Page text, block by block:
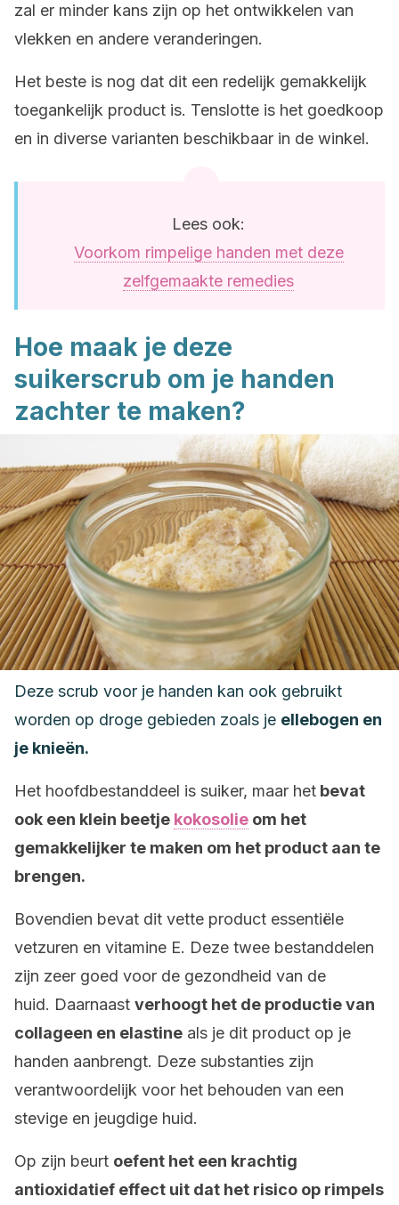
zal er minder kans zijn op het ontwikkelen van
vlekken en andere veranderingen.
Het beste is nog dat dit een redelijk gemakkelijk
toegankelijk product is. Tenslotte is het goedkoop
en in diverse varianten beschikbaar in de winkel.
Lees ook:
Voorkom rimpelige handen met deze
zelfgemaakte remedies
Hoe maak je deze
suikerscrub om je handen
zachter te maken?
Deze scrub voor je handen kan ook gebruikt
worden op droge gebieden zoals je ellebogen en
je knieën.
Het hoofdbestanddeel is suiker, maar het bevat
ook een klein beetje kokosolie om het
gemakkelijker te maken om het product aan te
brengen.
Bovendien bevat dit vette product essentiële
vetzuren en vitamine E. Deze twee bestanddelen
zijn zeer goed voor de gezondheid van de
huid. Daarnaast verhoogt het de productie van
collageen en elastine als je dit product op je
handen aanbrengt. Deze substanties zijn
verantwoordelijk voor het behouden van een
stevige en jeugdige huid.
Op zijn beurt oefent het een krachtig
antioxidatief effect uit dat het risico op rimpels